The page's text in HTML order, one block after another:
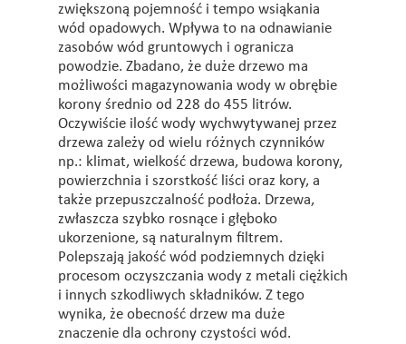
zwiększoną pojemność i tempo wsiąkania
wód opadowych. Wpływa to na odnawianie
zasobów wód gruntowych i ogranicza
powodzie. Zbadano, że duże drzewo ma
możliwości magazynowania wody w obrębie
korony średnio od 228 do 455 litrów.
Oczywiście ilość wody wychwytywanej przez
drzewa zależy od wielu różnych czynników
np.: klimat, wielkość drzewa, budowa korony,
powierzchnia i szorstkość liści oraz kory, a
także przepuszczalność podłoża. Drzewa,
zwłaszcza szybko rosnące i głęboko
ukorzenione, są naturalnym filtrem.
Polepszają jakość wód podziemnych dzięki
procesom oczyszczania wody z metali ciężkich
i innych szkodliwych składników. Z tego
wynika, że obecność drzew ma duże
znaczenie dla ochrony czystości wód.